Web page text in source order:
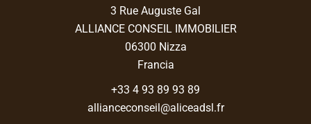
3 Rue Auguste Gal
ALLIANCE CONSEIL IMMOBILIER
06300 Nizza
Francia
+33 4 93 89 93 89
allianceconseil@aliceadsl.fr